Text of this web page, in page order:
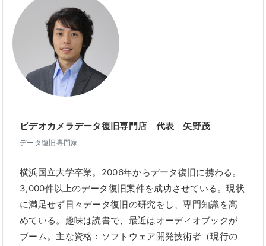
ビデオカメラデータ復旧専門店 代表 矢野茂
データ復旧専門家
横浜国立大学卒業。2006年からデータ復旧に携わる。
3,000件以上のデータ復旧案件を成功させている。現状
に満足せず日々データ復旧の研究をし、専門知識を高
めている。趣味は読書で、最近はオーディオブックが
ブーム。主な資格：ソフトウェア開発技術者（現行の